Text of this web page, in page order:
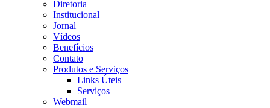
Diretoria
Institucional
Jornal
Vídeos
Benefícios
Contato
Produtos e Serviços
Links Úteis
Serviços
Webmail